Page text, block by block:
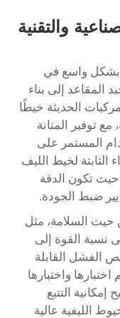
والتقنية
بشكل واسع في
المقاعد إلى بناء
الحديثة خيطًا
مع توفير المتانة
المستمر على
لخيط الليف
حيث تكون الدقة
ضبط الجودة.
حيث السلامة، مثل
نسبة القوة إلى
الفشل القابلة
واختبارها
إمكانية التتبع
الليفية عالية